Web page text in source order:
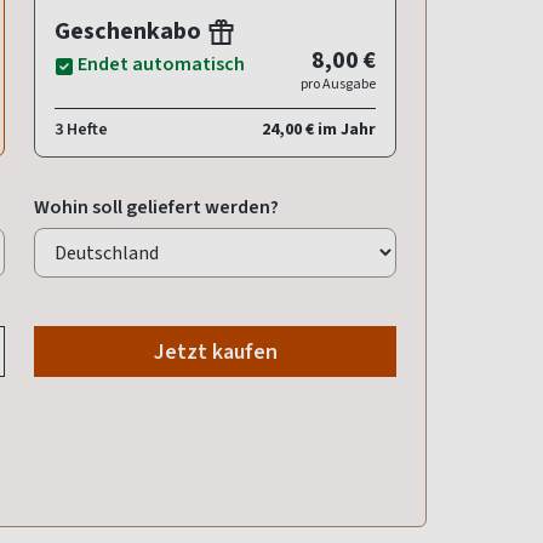
Geschenkabo
Endet automatisch 8,00 €
pro Ausgabe
3 Hefte 24,00 € im Jahr
Wohin soll geliefert werden?
Jetzt kaufen